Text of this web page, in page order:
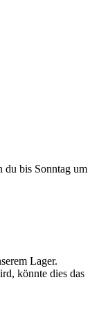
du bis Sonntag um
Lager.
könnte dies das